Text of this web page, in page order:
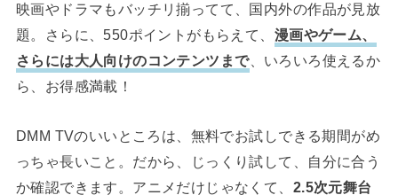
映画やドラマもバッチリ揃ってて、国内外の作品が見放
題。さらに、550ポイントがもらえて、 漫画やゲーム、
さらには大人向けのコンテンツまで、いろいろ使えるか
ら、お得感満載！
DMM TVのいいところは、無料でお試しできる期間がめ
っちゃ長いこと。だから、じっくり試して、自分に合う
か確認できます。アニメだけじゃなくて、 2.5次元舞台